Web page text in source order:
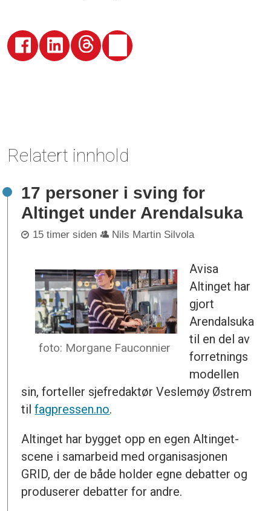
Relatert innhold
17 personer i sving for
Altinget under Arendalsuka
15 timer siden Nils Martin Silvola
foto: Morgane Fauconnier
Avisa
Altinget har
gjort
Arendalsuka
til en del av
forretnings
modellen
sin, forteller sjefredaktør Veslemøy Østrem
tilfagpressen.no.
Altinget har bygget opp en egen Altinget-
scene i samarbeid med organisasjonen
GRID, der de både holder egne debatter og
produserer debatter for andre.